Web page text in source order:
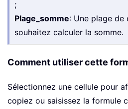
;
Plage_somme: Une plage de
souhaitez calculer la somme.
Comment utiliser cette
Sélectionnez une cellule pour
copiez ou saisissez la formule